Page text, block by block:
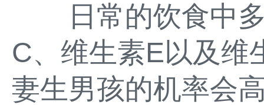
日常的饮食中多
C、维生素E以及维
妻生男孩的机率会